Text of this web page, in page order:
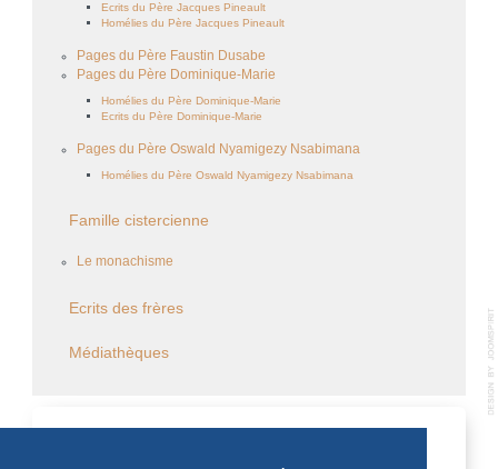
Ecrits du Père Jacques Pineault
Homélies du Père Jacques Pineault
Pages du Père Faustin Dusabe
Pages du Père Dominique-Marie
Homélies du Père Dominique-Marie
Ecrits du Père Dominique-Marie
Pages du Père Oswald Nyamigezy Nsabimana
Homélies du Père Oswald Nyamigezy Nsabimana
Famille cistercienne
Le monachisme
Ecrits des frères
Médiathèques